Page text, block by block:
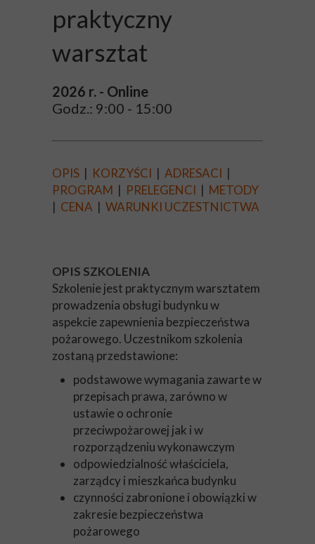
praktyczny
warsztat
2026 r. - Online
Godz.: 9:00 - 15:00
OPIS | KORZYŚCI | ADRESACI |
PROGRAM | PRELEGENCI | METODY
| CENA | WARUNKI UCZESTNICTWA
OPIS SZKOLENIA
Szkolenie jest praktycznym warsztatem
prowadzenia obsługi budynku w
aspekcie zapewnienia bezpieczeństwa
pożarowego. Uczestnikom szkolenia
zostaną przedstawione:
podstawowe wymagania zawarte w
przepisach prawa, zarówno w
ustawie o ochronie
przeciwpożarowej jak i w
rozporządzeniu wykonawczym
odpowiedzialność właściciela,
zarządcy i mieszkańca budynku
czynności zabronione i obowiązki w
zakresie bezpieczeństwa
pożarowego